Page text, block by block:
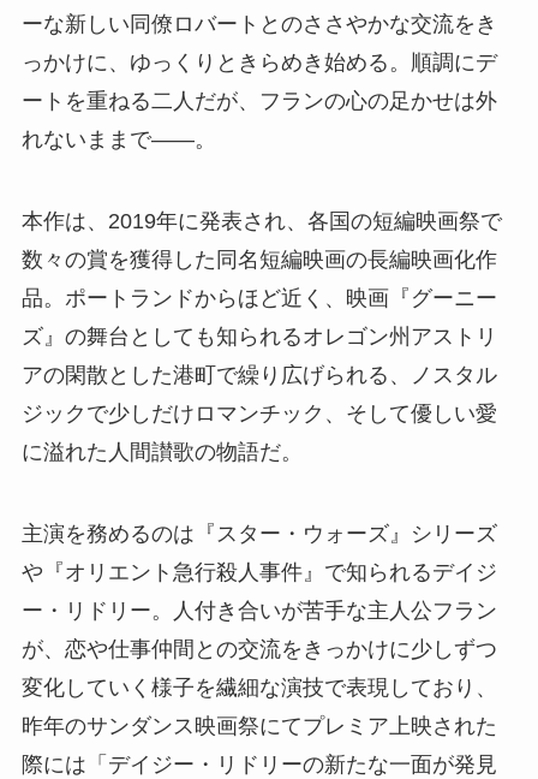
ーな新しい同僚ロバートとのささやかな交流をき
っかけに、ゆっくりときらめき始める。順調にデ
ートを重ねる二人だが、フランの心の足かせは外
れないままで――。
本作は、2019年に発表され、各国の短編映画祭で
数々の賞を獲得した同名短編映画の長編映画化作
品。ポートランドからほど近く、映画『グーニー
ズ』の舞台としても知られるオレゴン州アストリ
アの閑散とした港町で繰り広げられる、ノスタル
ジックで少しだけロマンチック、そして優しい愛
に溢れた人間讃歌の物語だ。
主演を務めるのは『スター・ウォーズ』シリーズ
や『オリエント急行殺人事件』で知られるデイジ
ー・リドリー。人付き合いが苦手な主人公フラン
が、恋や仕事仲間との交流をきっかけに少しずつ
変化していく様子を繊細な演技で表現しており、
昨年のサンダンス映画祭にてプレミア上映された
際には「デイジー・リドリーの新たな一面が発見